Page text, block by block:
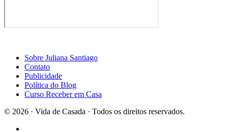
Sobre Juliana Santiago
Contato
Publicidade
Política do Blog
Curso Receber em Casa
© 2026 · Vida de Casada · Todos os direitos reservados.